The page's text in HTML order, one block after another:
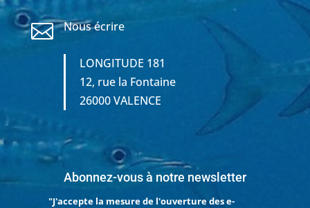
 Nous écrire
LONGITUDE 181
12, rue la Fontaine
26000 VALENCE
Abonnez-vous à notre newsletter
"J'accepte la mesure de l'ouverture des e-